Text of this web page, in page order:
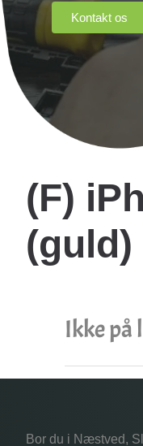
Kontakt os
(F)
(guld)
Ikke på
Bor du i Næstved,